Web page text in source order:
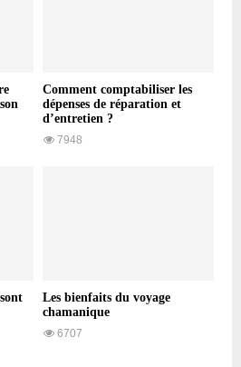
Comment comptabiliser les
dépenses de réparation et
d’entretien ?
7948
Les bienfaits du voyage
chamanique
6707